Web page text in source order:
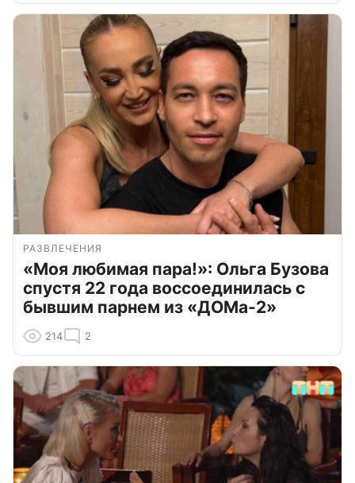
РАЗВЛЕЧЕНИЯ
«Моя любимая пара!»: Ольга Бузова
спустя 22 года воссоединилась с
бывшим парнем из «ДОМа-2»
214 2